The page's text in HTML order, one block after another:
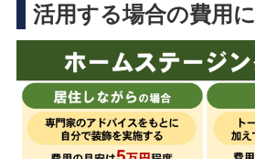
活用する場合の費用